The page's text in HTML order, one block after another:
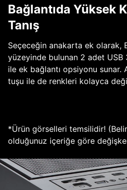
Bağlantıda Yüksek
Tanış
Seçeceğin anakarta ek olarak,
yüzeyinde bulunan 2 adet USB
ile ek bağlantı opsiyonu sunar.
tuşu ile de renkleri kolayca
*Ürün görselleri temsilidir!
olduğunuz içeriğe göre